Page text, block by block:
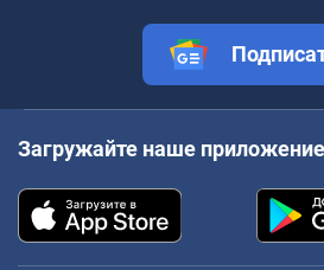
Загружайте наше приложение